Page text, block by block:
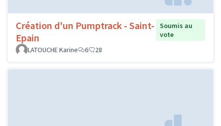
Création d'un Pumptrack - Saint-
Epain
Soumis au
vote
LATOUCHE Karine
6 28